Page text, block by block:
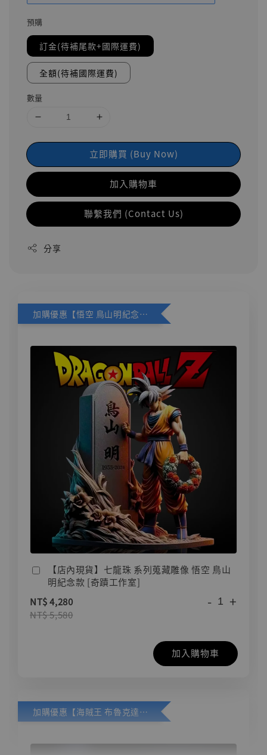
預購
訂金(待補尾款+國際運費)
全額(待補國際運費)
數量
立即購買 (Buy Now)
加入購物車
聯繫我們 (Contact Us)
分享
加購優惠【悟空 鳥山明紀念款 [奇蹟工作室]】
【店內現貨】七龍珠 系列蒐藏雕像 悟空 鳥山
明紀念款 [奇蹟工作室]
NT$ 4,280
NT$ 5,580
- +
加入購物車
加購優惠【海賊王 布魯克達摩 [7STARS Studio]】